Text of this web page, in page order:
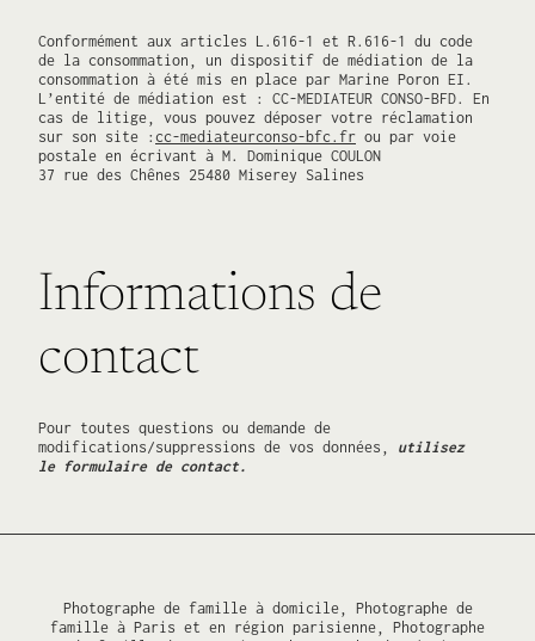
Conformément aux articles L.616-1 et R.616-1 du code
de la consommation, un dispositif de médiation de la
consommation à été mis en place par Marine Poron EI.
L’entité de médiation est : CC-MEDIATEUR CONSO-BFD. En
cas de litige, vous pouvez déposer votre réclamation
sur son site : cc-mediateurconso-bfc.fr ou par voie
postale en écrivant à M. Dominique COULON
37 rue des Chênes 25480 Miserey Salines
Informations de
contact
Pour toutes questions ou demande de
modifications/suppressions de vos données, utilisez
le formulaire de contact.
Photographe de famille à domicile, Photographe de
famille à Paris et en région parisienne, Photographe